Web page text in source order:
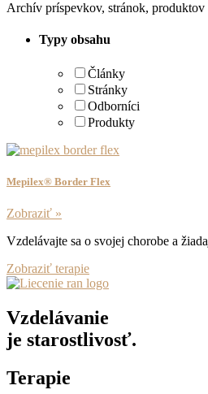
Archív príspevkov, stránok, produktov
Typy obsahu
Články
Stránky
Odborníci
Produkty
Mepilex® Border Flex
Zobraziť »
Vzdelávajte sa o svojej chorobe a
Zobraziť terapie
Vzdelávanie
je starostlivosť.
Terapie